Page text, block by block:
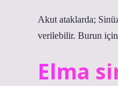
Akut ataklarda;
verilebilir. Burun
Elma